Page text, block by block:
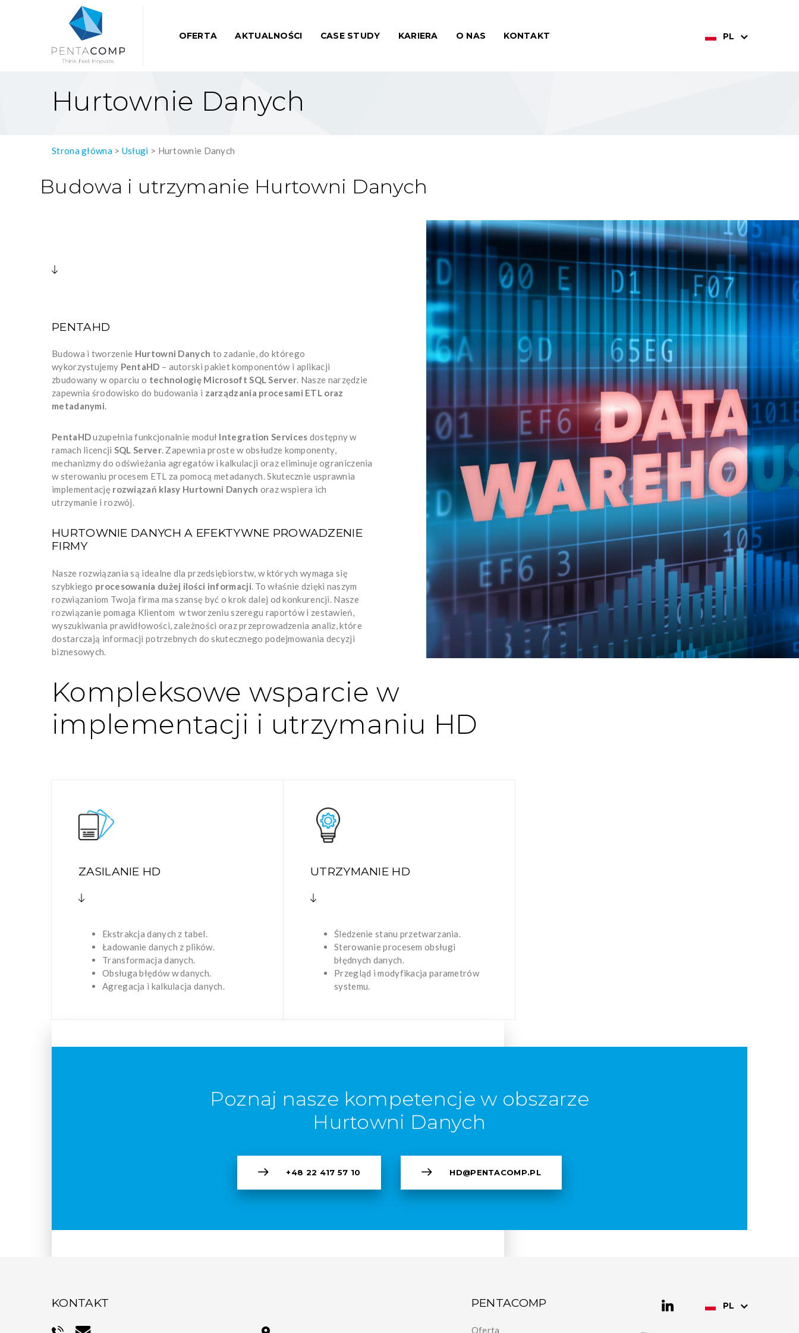
OFERTA AKTUALNOŚCI CASE STUDY KARIERA O NAS KONTAKT PL
Hurtownie Danych
Strona główna> Usługi > Hurtownie Danych
Budowa i utrzymanie Hurtowni Danych
PENTAHD
Budowa i tworzenie Hurtowni Danych to zadanie, do którego
wykorzystujemy PentaHD – autorski pakiet komponentów i aplikacji
zbudowany w oparciu o technologię Microsoft SQL Server. Nasze narzędzie
zapewnia środowisko do budowania i zarządzania procesami ETL oraz
metadanymi.
PentaHDuzupełnia funkcjonalnie moduł Integration Services dostępny w
ramach licencji SQL Server. Zapewnia proste w obsłudze komponenty,
mechanizmy do odświeżania agregatów i kalkulacji oraz eliminuje ograniczenia
w sterowaniu procesem ETL za pomocą metadanych. Skutecznie usprawnia
implementację rozwiązań klasy Hurtowni Danych oraz wspiera ich
utrzymanie i rozwój.
HURTOWNIE DANYCH A EFEKTYWNE PROWADZENIE
FIRMY
Nasze rozwiązania są idealne dla przedsiębiorstw, w których wymaga się
szybkiego procesowania dużej ilości informacji. To właśnie dzięki naszym
rozwiązaniom Twoja firma ma szansę być o krok dalej od konkurencji. Nasze
rozwiązanie pomaga Klientom w tworzeniu szeregu raportów i zestawień,
wyszukiwania prawidłowości, zależności oraz przeprowadzenia analiz, które
dostarczają informacji potrzebnych do skutecznego podejmowania decyzji
biznesowych.
Kompleksowe wsparcie w
implementacji i utrzymaniu HD
ZASILANIE HD
Ekstrakcja danych z tabel.
Ładowanie danych z plików.
Transformacja danych.
Obsługa błędów w danych.
Agregacja i kalkulacja danych.
UTRZYMANIE HD
Śledzenie stanu przetwarzania.
Sterowanie procesem obsługi
błędnych danych.
Przegląd i modyfikacja parametrów
systemu.
Poznaj nasze kompetencje w obszarze
Hurtowni Danych
+48 22 417 57 10 HD@PENTACOMP.PL
KONTAKT PENTACOMP
Oferta
PL